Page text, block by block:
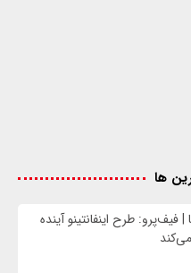
ها
فیف‌پرو: طرح اینفانتینو آینده